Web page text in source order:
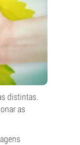
distintas.
as